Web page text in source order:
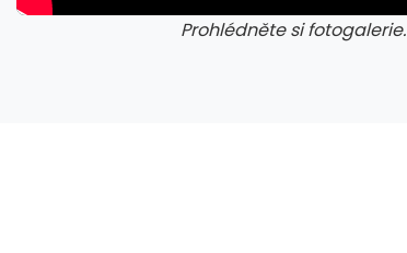
Prohlédněte si fotogalerie.